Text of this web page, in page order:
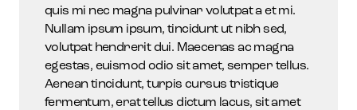
quis mi nec magna pulvinar volutpat a et mi.
Nullam ipsum ipsum, tincidunt ut nibh sed,
volutpat hendrerit dui. Maecenas ac magna
egestas, euismod odio sit amet, semper tellus.
Aenean tincidunt, turpis cursus tristique
fermentum, erat tellus dictum lacus, sit amet